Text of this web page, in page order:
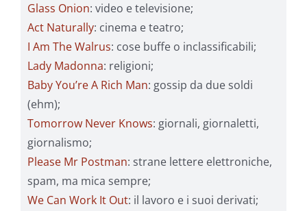
Glass Onion: video e televisione;
Act Naturally: cinema e teatro;
I Am The Walrus: cose buffe o inclassificabili;
Lady Madonna: religioni;
Baby You’re A Rich Man: gossip da due soldi
(ehm);
Tomorrow Never Knows: giornali, giornaletti,
giornalismo;
Please Mr Postman: strane lettere elettroniche,
spam, ma mica sempre;
We Can Work It Out: il lavoro e i suoi derivati;